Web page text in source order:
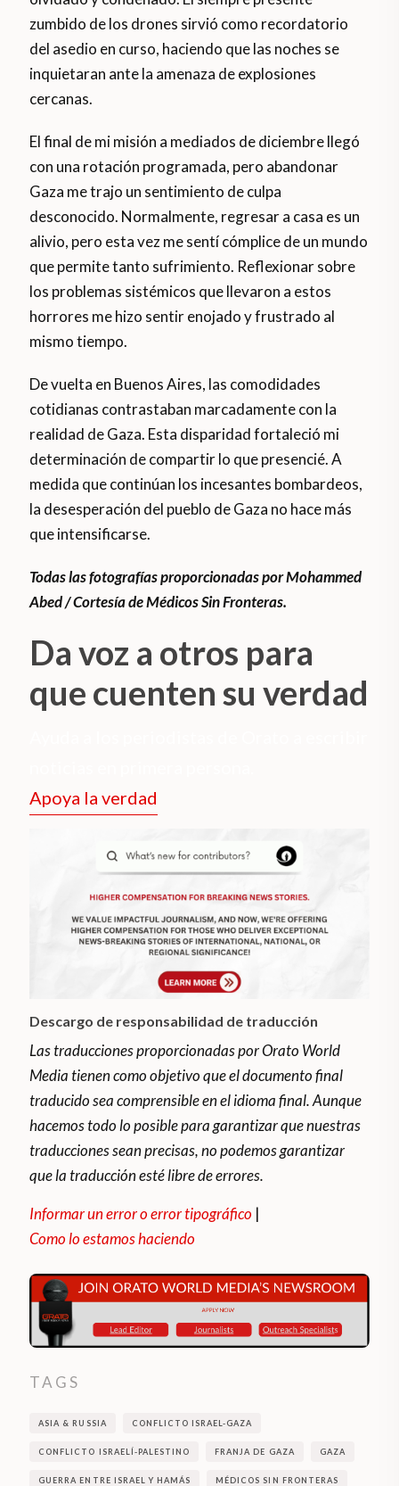
zumbido de los drones sirvió como recordatorio
del asedio en curso, haciendo que las noches se
inquietaran ante la amenaza de explosiones
cercanas.
El final de mi misión a mediados de diciembre llegó
con una rotación programada, pero abandonar
Gaza me trajo un sentimiento de culpa
desconocido. Normalmente, regresar a casa es un
alivio, pero esta vez me sentí cómplice de un mundo
que permite tanto sufrimiento. Reflexionar sobre
los problemas sistémicos que llevaron a estos
horrores me hizo sentir enojado y frustrado al
mismo tiempo.
De vuelta en Buenos Aires, las comodidades
cotidianas contrastaban marcadamente con la
realidad de Gaza. Esta disparidad fortaleció mi
determinación de compartir lo que presencié. A
medida que continúan los incesantes bombardeos,
la desesperación del pueblo de Gaza no hace más
que intensificarse.
Todas las fotografías proporcionadas por Mohammed
Abed / Cortesía de Médicos Sin Fronteras.
Da voz a otros para
que cuenten su verdad
Apoya la verdad
Descargo de responsabilidad de traducción
Las traducciones proporcionadas por Orato World
Media tienen como objetivo que el documento final
traducido sea comprensible en el idioma final. Aunque
hacemos todo lo posible para garantizar que nuestras
traducciones sean precisas, no podemos garantizar
que la traducción esté libre de errores.
Informar un error o error tipográfico |
Como lo estamos haciendo
TAGS
ASIA & RUSSIA CONFLICTO ISRAEL-GAZA
CONFLICTO ISRAELÍ-PALESTINO FRANJA DE GAZA GAZA
GUERRA ENTRE ISRAEL Y HAMÁS MÉDICOS SIN FRONTERAS